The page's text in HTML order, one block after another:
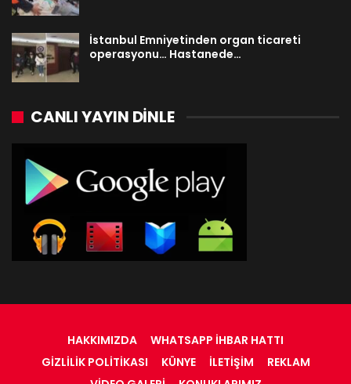
İstanbul Emniyetinden organ ticareti
operasyonu… Hastanede…
CANLI YAYIN DINLE
HAKKIMIZDA
WHATSAPP İHBAR HATTI
GIZLILIK POLITIKASI
KÜNYE İLETIŞIM
REKLAM